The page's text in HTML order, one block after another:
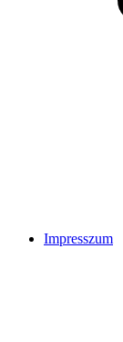
Impresszum